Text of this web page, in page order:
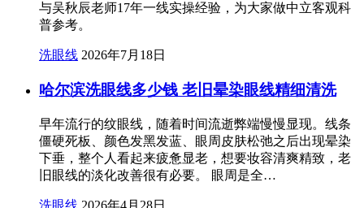
与吴秋辰老师17年一线实操经验，为大家做中立客观科
普参考。
洗眼线 2026年7月18日
哈尔滨洗眼线多少钱 老旧晕染眼线精细清洗
早年流行的纹眼线，随着时间流逝弊端慢慢显现。线条
僵硬死板、颜色发黑发蓝、眼周皮肤松弛之后出现晕染
下垂，整个人看起来疲惫显老，想要妆容清爽精致，老
旧眼线的淡化改善很有必要。 眼周是全…
洗眼线 2026年4月28日